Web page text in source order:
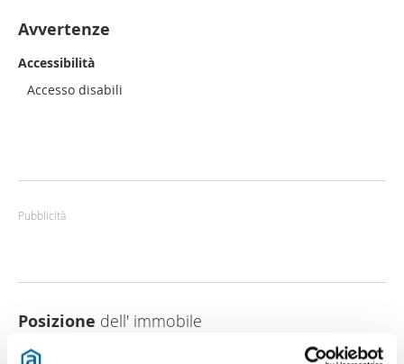
Avvertenze
Accessibilità
Accesso disabili
Pubblicità
Posizione dell' immobile